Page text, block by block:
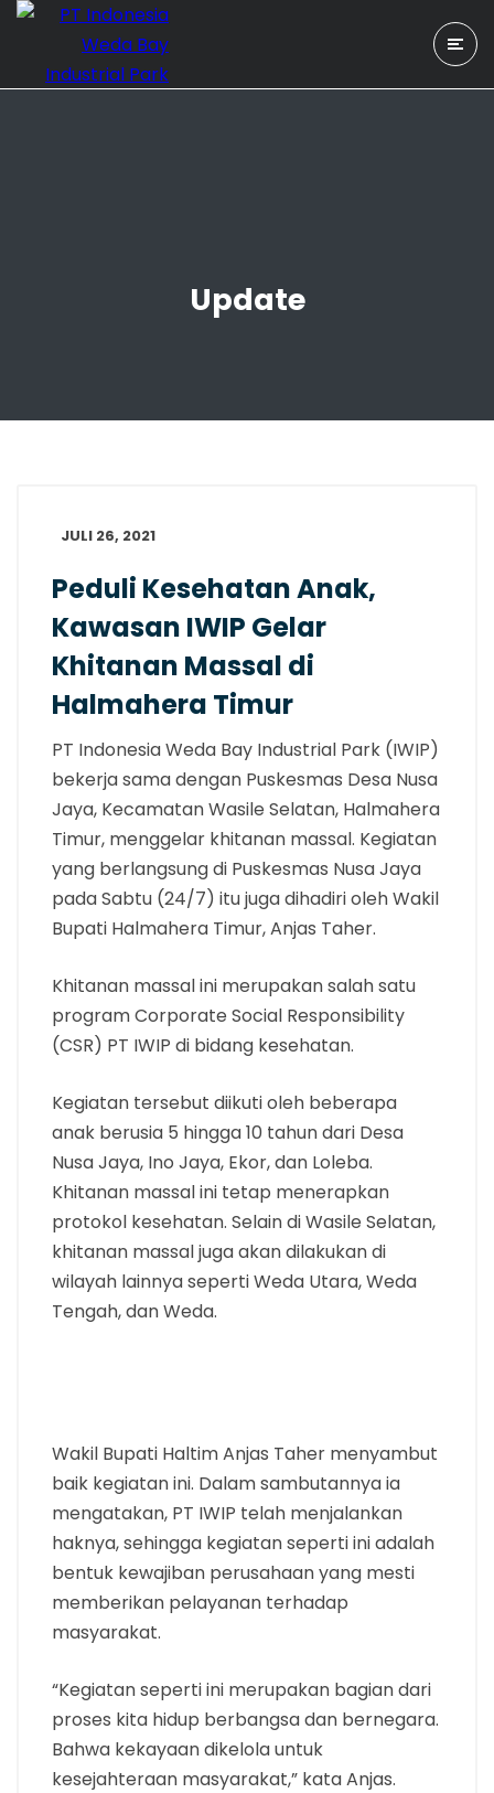
Update
JULI 26, 2021
Peduli Kesehatan Anak,
Kawasan IWIP Gelar
Khitanan Massal di
Halmahera Timur
PT Indonesia Weda Bay Industrial Park (IWIP)
bekerja sama dengan Puskesmas Desa Nusa
Jaya, Kecamatan Wasile Selatan, Halmahera
Timur, menggelar khitanan massal. Kegiatan
yang berlangsung di Puskesmas Nusa Jaya
pada Sabtu (24/7) itu juga dihadiri oleh Wakil
Bupati Halmahera Timur, Anjas Taher.
Khitanan massal ini merupakan salah satu
program Corporate Social Responsibility
(CSR) PT IWIP di bidang kesehatan.
Kegiatan tersebut diikuti oleh beberapa
anak berusia 5 hingga 10 tahun dari Desa
Nusa Jaya, Ino Jaya, Ekor, dan Loleba.
Khitanan massal ini tetap menerapkan
protokol kesehatan. Selain di Wasile Selatan,
khitanan massal juga akan dilakukan di
wilayah lainnya seperti Weda Utara, Weda
Tengah, dan Weda.
Wakil Bupati Haltim Anjas Taher menyambut
baik kegiatan ini. Dalam sambutannya ia
mengatakan, PT IWIP telah menjalankan
haknya, sehingga kegiatan seperti ini adalah
bentuk kewajiban perusahaan yang mesti
memberikan pelayanan terhadap
masyarakat.
“Kegiatan seperti ini merupakan bagian dari
proses kita hidup berbangsa dan bernegara.
Bahwa kekayaan dikelola untuk
kesejahteraan masyarakat,” kata Anjas.